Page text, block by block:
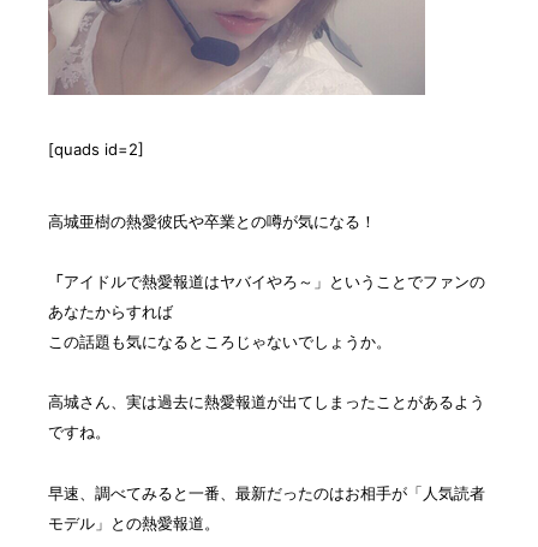
[quads id=2]
高城亜樹の熱愛彼氏や卒業との噂が気になる！
「アイドルで熱愛報道はヤバイやろ～」ということでファンの
あなたからすれば
この話題も気になるところじゃないでしょうか。
高城さん、実は過去に熱愛報道が出てしまったことがあるよう
ですね。
早速、調べてみると一番、最新だったのはお相手が「人気読者
モデル」との熱愛報道。